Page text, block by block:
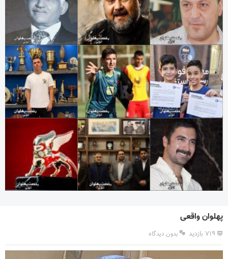
پهلوان واقعی
۷۱۹ بازدید بدون دیدگاه